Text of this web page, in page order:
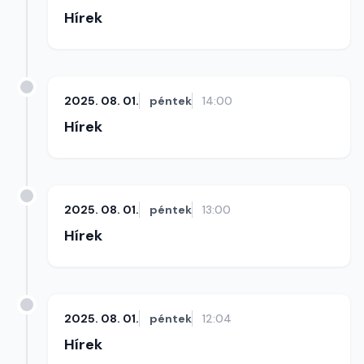
Hírek
2025. 08. 01. péntek 14:00
Hírek
2025. 08. 01. péntek 13:00
Hírek
2025. 08. 01. péntek 12:04
Hírek